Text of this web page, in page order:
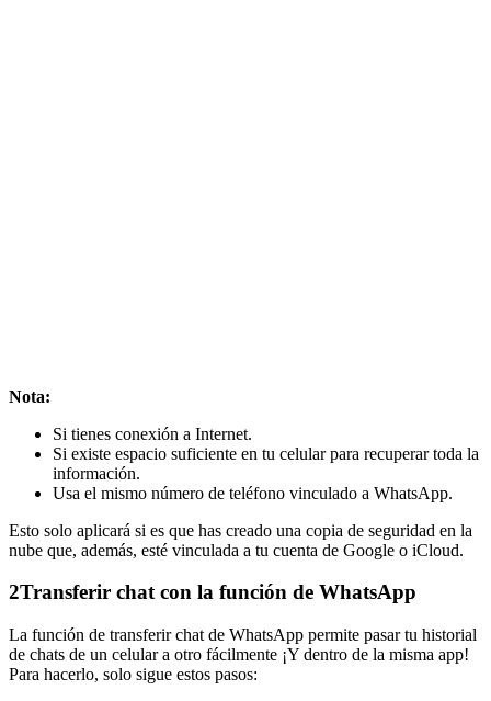
Nota:
Si tienes conexión a Internet.
Si existe espacio suficiente en tu celular para recuperar toda la
información.
Usa el mismo número de teléfono vinculado a WhatsApp.
Esto solo aplicará si es que has creado una copia de seguridad en la
nube que, además, esté vinculada a tu cuenta de Google o iCloud.
2Transferir chat con la función de WhatsApp
La función de transferir chat de WhatsApp permite pasar tu historial
de chats de un celular a otro fácilmente ¡Y dentro de la misma app!
Para hacerlo, solo sigue estos pasos: